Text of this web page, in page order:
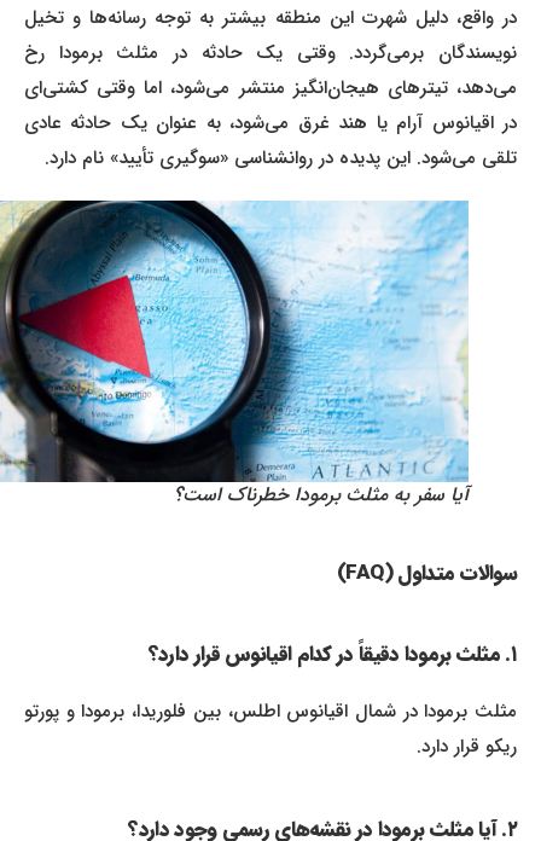
در واقع، دلیل شهرت این منطقه بیشتر به توجه رسانه‌ها و تخیل
نویسندگان برمی‌گردد. وقتی یک حادثه در مثلث برمودا رخ
می‌دهد، تیترهای هیجان‌انگیز منتشر می‌شود، اما وقتی کشتی‌ای
در اقیانوس آرام یا هند غرق می‌شود، به عنوان یک حادثه عادی
تلقی می‌شود. این پدیده در روانشناسی «سوگیری تأیید» نام دارد.
آیا سفر به مثلث برمودا خطرناک است؟
سوالات متداول (FAQ)
مثلث برمودا در شمال اقیانوس اطلس، بین فلوریدا، برمودا و پورتو
ریکو قرار دارد.